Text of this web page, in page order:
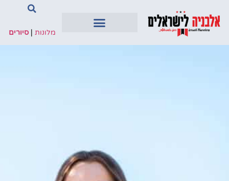
מלונות |סיורים